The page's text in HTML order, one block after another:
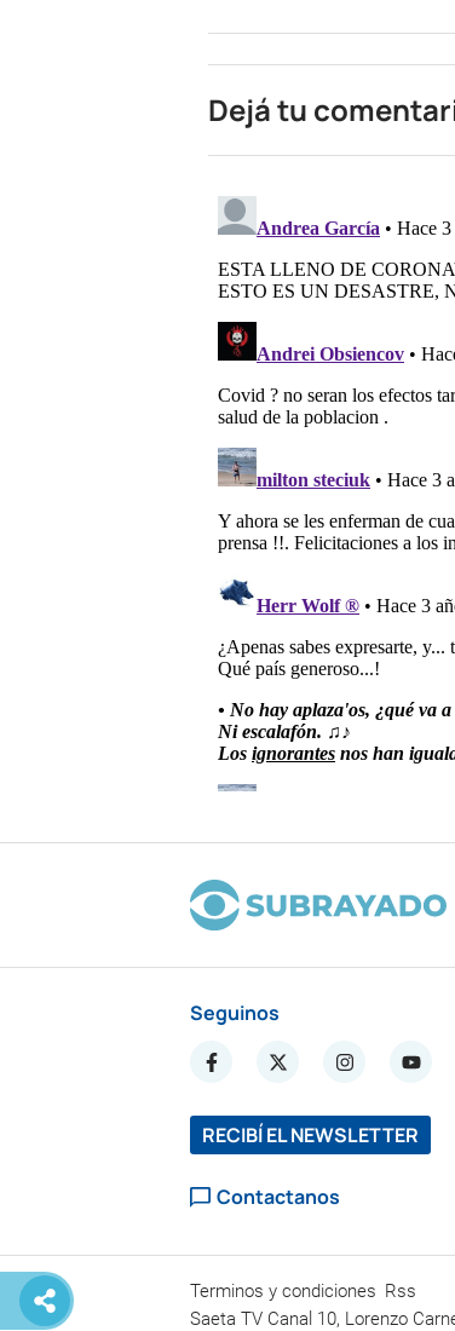
Dejá tu
Seguinos
RECIBÍ EL NEWSLETTER
Contactanos
Terminos y condiciones Rss
Saeta TV Canal 10, Lorenzo